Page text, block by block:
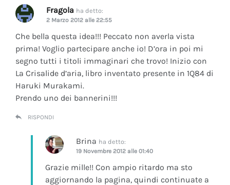
Fragola ha detto:
2 Marzo 2012 alle 22:55
Che bella questa idea!!! Peccato non averla vista
prima! Voglio partecipare anche io! D’ora in poi mi
segno tutti i titoli immaginari che trovo! Inizio con
La Crisalide d’aria, libro inventato presente in 1Q84 di
Haruki Murakami.
Prendo uno dei bannerini!!!
RISPONDI
Brina ha detto:
19 Novembre 2012 alle 01:40
Grazie mille!! Con ampio ritardo ma sto
aggiornando la pagina, quindi continuate a